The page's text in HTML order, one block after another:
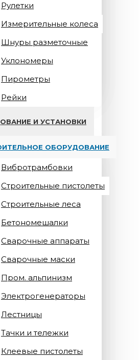
Рулетки
Измерительные колеса
Шнуры разметочные
Уклономеры
Пирометры
Рейки
И УСТАНОВКИ
ОБОРУДОВАНИЕ
Вибротрамбовки
Строительные пистолеты
Строительные леса
Бетономешалки
Сварочные аппараты
Cварочные маски
Пром. альпинизм
Электрогенераторы
Лестницы
Тачки и тележки
Клеевые пистолеты